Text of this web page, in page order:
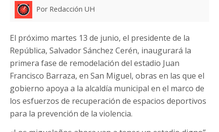
Por Redacción UH
El próximo martes 13 de junio, el presidente de la
República, Salvador Sánchez Cerén, inaugurará la
primera fase de remodelación del estadio Juan
Francisco Barraza, en San Miguel, obras en las que el
gobierno apoya a la alcaldía municipal en el marco de
los esfuerzos de recuperación de espacios deportivos
para la prevención de la violencia.